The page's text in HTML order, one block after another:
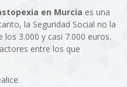
en Murcia es una
la Seguridad Social no la
los 3.000 y casi 7.000 euros.
entre los que